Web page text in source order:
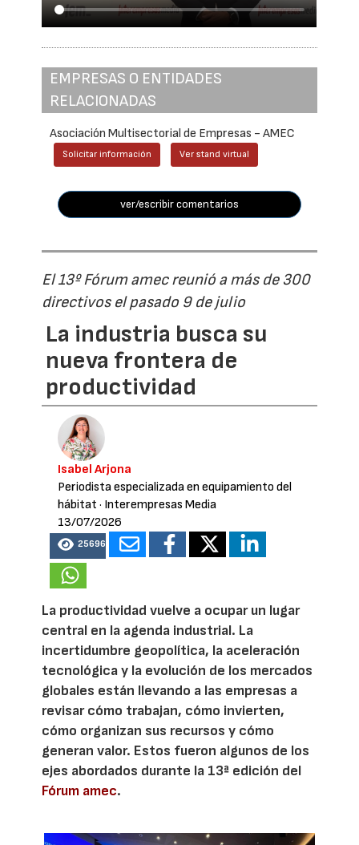
EMPRESAS O ENTIDADES
RELACIONADAS
Asociación Multisectorial de Empresas - AMEC
Solicitar información Ver stand virtual
ver/escribir comentarios
El 13º Fórum amec reunió a más de 300
directivos el pasado 9 de julio
La industria busca su
nueva frontera de
productividad
Isabel Arjona
Periodista especializada en equipamiento del
hábitat · Interempresas Media
13/07/2026
25696
La productividad vuelve a ocupar un lugar
central en la agenda industrial. La
incertidumbre geopolítica, la aceleración
tecnológica y la evolución de los mercados
globales están llevando a las empresas a
revisar cómo trabajan, cómo invierten,
cómo organizan sus recursos y cómo
generan valor. Estos fueron algunos de los
ejes abordados durante la 13ª edición del
Fórum amec.